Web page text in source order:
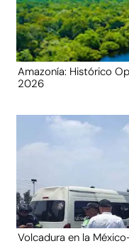
Amazonía: Histórico
2026
Volcadura en la